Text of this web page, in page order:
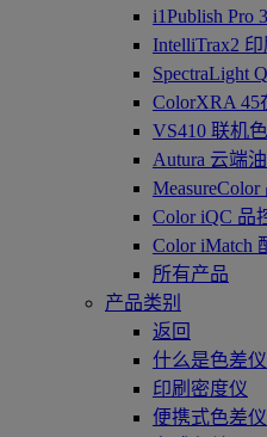
i1Publish Pro
IntelliTrax2
SpectraLight
ColorXRA 45
VS410 联机
Autura 云端
Color iQC 品
Color iMatch
所有产品
产品类别
返回
什么是色差仪
印刷密度仪
便携式色差仪